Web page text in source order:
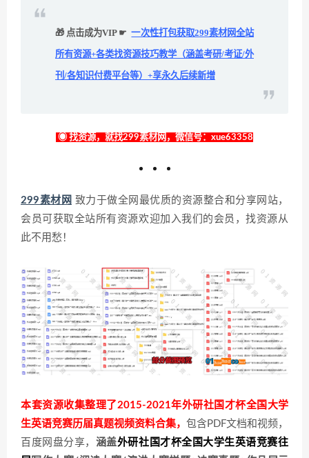
🎁 点击成为VIP ☛ 一次性打包获取299素材网全站
所有资源+各类找资源技巧教学（涵盖考研/考证/外
刊/各知识付费平台等）+享永久后续新增
◉ 找资源，就找299素材网，微信号：xue63358
299素材网 致力于做全网最优质的资源整合和分享网站，
会员可获取全站所有资源欢迎加入我们的会员，找资源从
此不用愁！
本套资源收集整理了2015-2021年外研社国才杯全国大学
生英语竞赛历届真题视频资料合集， 包含PDF文档和视频，
百度网盘分享， 涵盖外研社国才杯全国大学生英语竞赛往